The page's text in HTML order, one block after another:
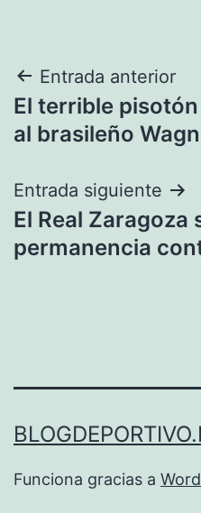
Navegación
de
Entrada anterior
El terrible
al brasileño
Entrada siguiente
El Real Zaragoza
permanencia
Funciona gracias a